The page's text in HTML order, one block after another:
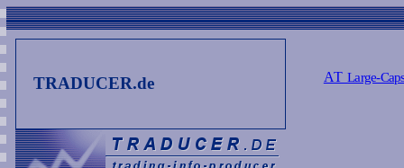
TRADUCER.de AT Large-